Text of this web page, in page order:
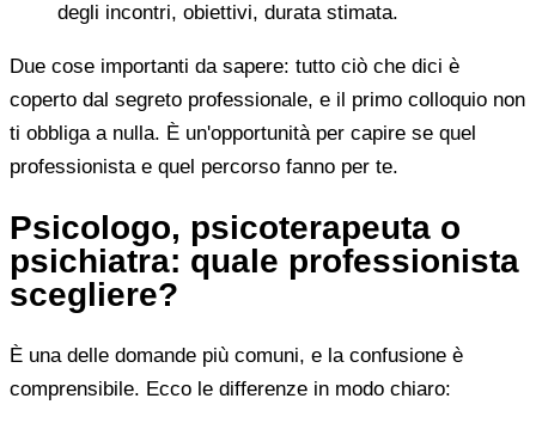
degli incontri, obiettivi, durata stimata.
Due cose importanti da sapere: tutto ciò che dici è
coperto dal segreto professionale, e il primo colloquio non
ti obbliga a nulla. È un'opportunità per capire se quel
professionista e quel percorso fanno per te.
Psicologo, psicoterapeuta o
psichiatra: quale professionista
scegliere?
È una delle domande più comuni, e la confusione è
comprensibile. Ecco le differenze in modo chiaro: